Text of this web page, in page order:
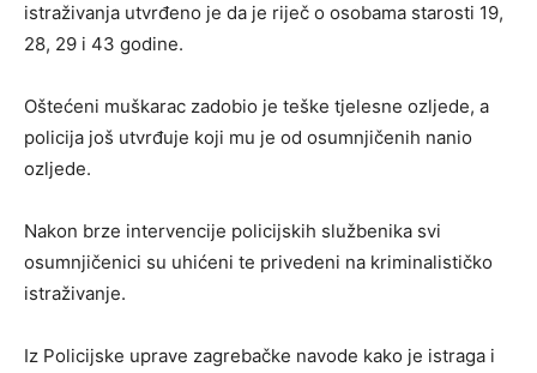
istraživanja utvrđeno je da je riječ o osobama starosti 19,
28, 29 i 43 godine.
Oštećeni muškarac zadobio je teške tjelesne ozljede, a
policija još utvrđuje koji mu je od osumnjičenih nanio
ozljede.
Nakon brze intervencije policijskih službenika svi
osumnjičenici su uhićeni te privedeni na kriminalističko
istraživanje.
Iz Policijske uprave zagrebačke navode kako je istraga i